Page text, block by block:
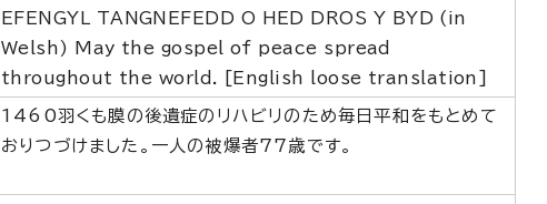
EFENGYL TANGNEFEDD O HED DROS Y BYD (in
Welsh) May the gospel of peace spread
throughout the world. [English loose translation]
1460羽くも膜の後遺症のリハビリのため毎日平和をもとめて
おりつづけました。一人の被爆者77歳です。